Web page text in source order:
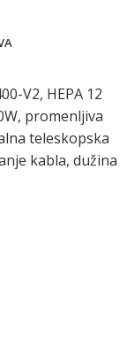
V2, HEPA 12
promenljiva
teleskopska
kabla, dužina